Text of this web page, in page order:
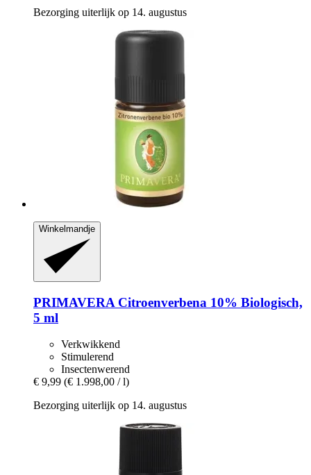
Bezorging uiterlijk op 14. augustus
Winkelmandje
PRIMAVERA Citroenverbena 10% Biologisch,
5 ml
Verkwikkend
Stimulerend
Insectenwerend
€ 9,99 (€ 1.998,00 / l)
Bezorging uiterlijk op 14. augustus